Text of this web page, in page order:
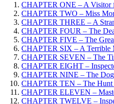
CHAPTER ONE – A Visitor
CHAPTER TWO – Miss
CHAPTER THREE – A
CHAPTER FOUR – The
CHAPTER FIVE – The
CHAPTER SIX – A Terrible
CHAPTER SEVEN – The
CHAPTER EIGHT –
CHAPTER NINE – The
CHAPTER TEN – The Hunt
CHAPTER ELEVEN –
CHAPTER TWELVE –